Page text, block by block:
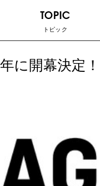
TOPIC
トピック
に開幕決定！